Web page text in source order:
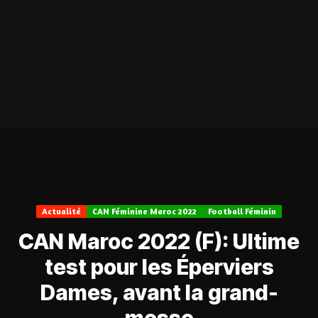
Actualité CAN Féminine Maroc 2022 Football Féminin
CAN Maroc 2022 (F): Ultime
test pour les Éperviers
Dames, avant la grand-